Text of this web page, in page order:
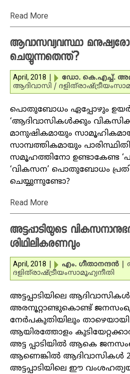
Read More
ആവാസവ്യവസ്ഥാ
ചെയ്യുന്നതെന്ത്?
April, 2018 ഡോ. കെ.എച്ച്.
ആദിവാസി / ദളിത്‌രാഷ്ട്രീയം
പൊതുബോധം ഏപ്പോഴും
‘ആദിവാസികള്‍ക്കും
മാനുഷികമായും
സാമ്പത്തികമായും
സമൂഹത്തിനോ ഉണ്ടാകേണ്ട
‘വികസന’ പൊതുബോധം
ചെയ്യുന്നുണ്ടോ?
Read More
അട്ടപ്പാടിയുടെ
ശിഥിലീകരണവും
April, 2018 എം. ഗീതാനന്ദന്‍
ദളിത്‌രാഷ്ട്രീയംസാമൂഹ്യനീതി
അട്ടപ്പാടിയിലെ ആദിവാസികള്‍
അരനൂറ്റാണ്ടുകൊണ്ട്
നേര്‍പകുതിയിലും
ആയിരത്തോളം
അട്ട പ്പാടിയില്‍ ആകെ
ആണെങ്കില്‍ ആദിവാസികള്‍
അട്ടപ്പാടിയിലെ ഈ